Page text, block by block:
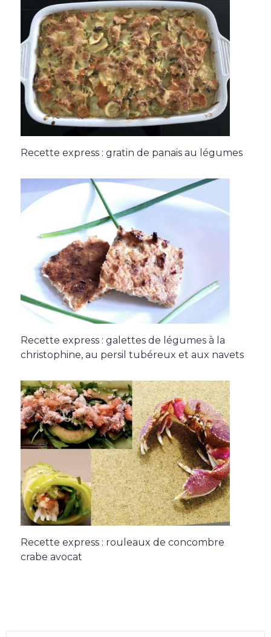
Recette express : gratin de panais au légumes
Recette express : galettes de légumes à la
christophine, au persil tubéreux et aux navets
Recette express : rouleaux de concombre
crabe avocat